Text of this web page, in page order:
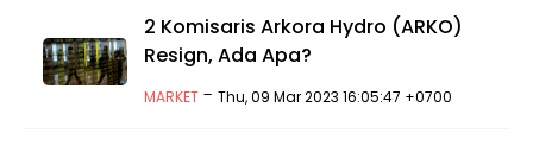
2 Komisaris Arkora Hydro (ARKO)
Resign, Ada Apa?
MARKET- Thu, 09 Mar 2023 16:05:47 +0700